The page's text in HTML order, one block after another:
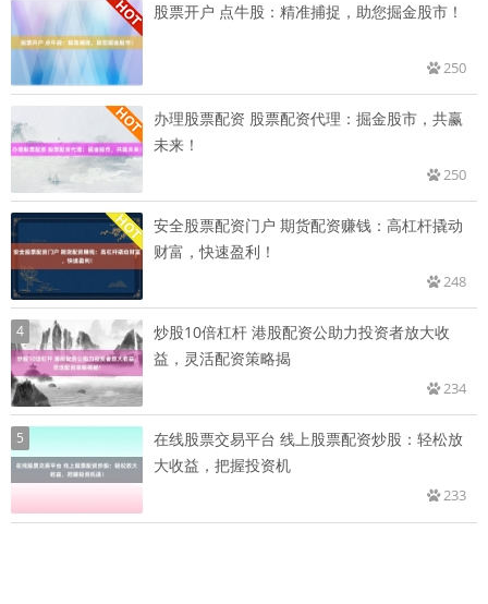
股票开户 点牛股：精准捕捉，助您掘金股市！
250
办理股票配资 股票配资代理：掘金股市，共赢
未来！
250
安全股票配资门户 期货配资赚钱：高杠杆撬动
财富，快速盈利！
248
4
炒股10倍杠杆 港股配资公助力投资者放大收
益，灵活配资策略揭
234
5
在线股票交易平台 线上股票配资炒股：轻松放
大收益，把握投资机
233